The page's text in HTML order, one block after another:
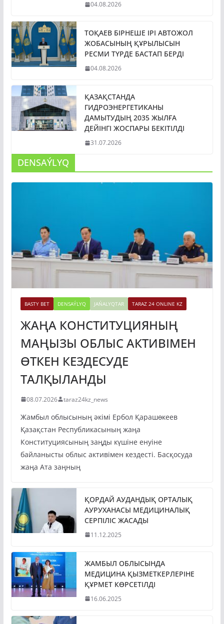
04.08.2026
ТОҚАЕВ БІРНЕШЕ ІРІ АВТОЖОЛ
ЖОБАСЫНЫҢ ҚҰРЫЛЫСЫН
РЕСМИ ТҮРДЕ БАСТАП БЕРДІ
04.08.2026
ҚАЗАҚСТАНДА
ГИДРОЭНЕРГЕТИКАНЫ
ДАМЫТУДЫҢ 2035 ЖЫЛҒА
ДЕЙІНГІ ЖОСПАРЫ БЕКІТІЛДІ
31.07.2026
DENSAÝLYQ
BASTY BET DENSAÝLYQ JAŃALYQTAR TARAZ 24 ONLINE KZ
ЖАҢА КОНСТИТУЦИЯНЫҢ
МАҢЫЗЫ ОБЛЫС АКТИВІМЕН
ӨТКЕН КЕЗДЕСУДЕ
ТАЛҚЫЛАНДЫ
08.07.2026 taraz24kz_news
Жамбыл облысының әкімі Ербол Қарашөкеев
Қазақстан Республикасының жаңа
Конституциясының заңды күшіне енуіне
байланысты облыс активімен кездесті. Басқосуда
жаңа Ата заңның
ҚОРДАЙ АУДАНДЫҚ ОРТАЛЫҚ
АУРУХАНАСЫ МЕДИЦИНАЛЫҚ
СЕРПІЛІС ЖАСАДЫ
11.12.2025
ЖАМБЫЛ ОБЛЫСЫНДА
МЕДИЦИНА ҚЫЗМЕТКЕРЛЕРІНЕ
ҚҰРМЕТ КӨРСЕТІЛДІ
16.06.2025